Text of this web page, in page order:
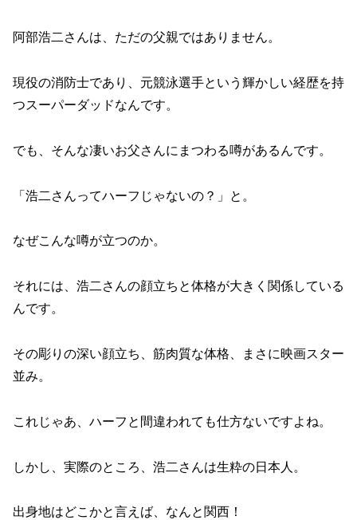
阿部浩二さんは、ただの父親ではありません。
現役の消防士であり、元競泳選手という輝かしい経歴を持
つスーパーダッドなんです。
でも、そんな凄いお父さんにまつわる噂があるんです。
「浩二さんってハーフじゃないの？」と。
なぜこんな噂が立つのか。
それには、浩二さんの顔立ちと体格が大きく関係している
んです。
その彫りの深い顔立ち、筋肉質な体格、まさに映画スター
並み。
これじゃあ、ハーフと間違われても仕方ないですよね。
しかし、実際のところ、浩二さんは生粋の日本人。
出身地はどこかと言えば、なんと関西！